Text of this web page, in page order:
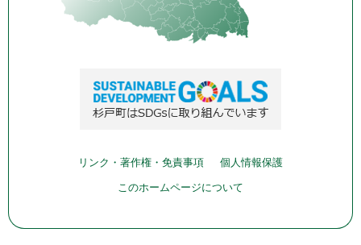
リンク・著作権・免責事項 個人情報保護
このホームページについて